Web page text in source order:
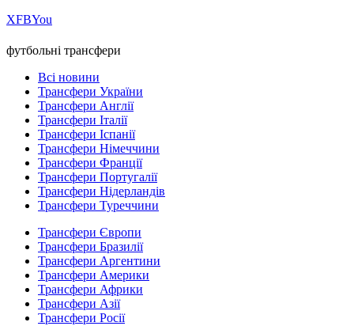
ХFBYou
футбольні трансфери
Всі новини
Трансфери України
Трансфери Англії
Трансфери Італії
Трансфери Іспанії
Трансфери Німеччини
Трансфери Франції
Трансфери Португалії
Трансфери Нідерландів
Трансфери Туреччини
Трансфери Європи
Трансфери Бразилії
Трансфери Аргентини
Трансфери Америки
Трансфери Африки
Трансфери Азії
Трансфери Росії